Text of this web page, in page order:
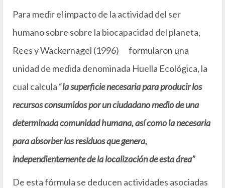
Para medir el impacto de la actividad del ser
humano sobre sobre la biocapacidad del planeta,
Rees y Wackernagel (1996)
formularon una
unidad de medida denominada Huella Ecológica, la
cual calcula “la superficie necesaria para producir los
recursos consumidos por un ciudadano medio de una
determinada comunidad humana, así como la necesaria
para absorber los residuos que genera,
independientemente de la localización de esta área”
De esta fórmula se deducen actividades asociadas